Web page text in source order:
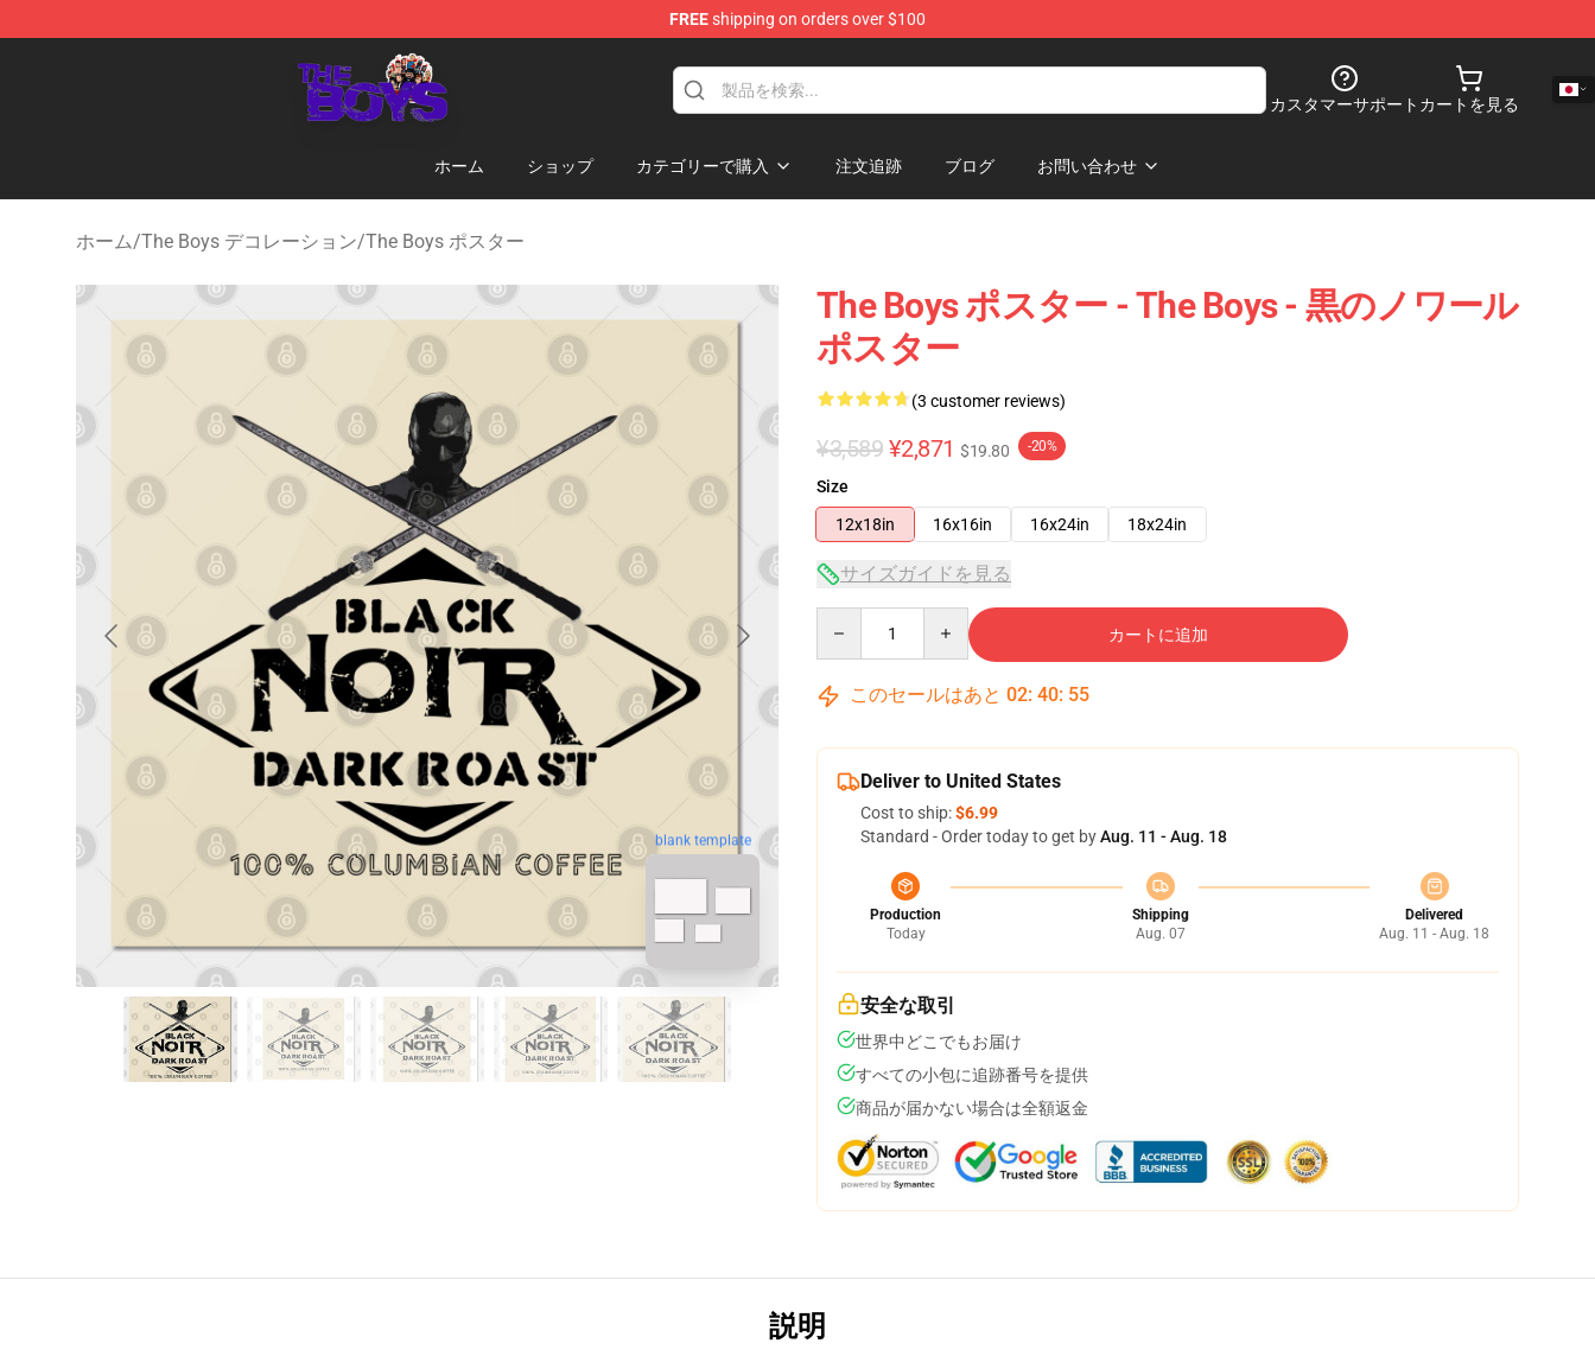
FREEshipping on orders over $100
The Boys Store - Official The Boys Merchandise Shop
カスタマーサポート カートを見る
ホーム ショップ カテゴリーで購入 注文追跡 ブログ お問い合わせ
ホーム/The Boys デコレーション/The Boys ポスター
blank template
The Boys ポスター - The Boys - 黒のノワール
ポスター
(3 customer reviews)
¥3,589 ¥2,871 $19.80 -20%
Size
12x18in
16x16in 16x24in 18x24in
サイズガイドを見る
カートに追加
このセールはあと 02: 40: 54
Deliver to United States
Cost to ship:$6.99
Standard - Order today to get byAug. 11 - Aug. 18
Production
Today
Shipping
Aug. 07
Delivered
Aug. 11 - Aug. 18
安全な取引
世界中どこでもお届け
すべての小包に追跡番号を提供
商品が届かない場合は全額返金
説明